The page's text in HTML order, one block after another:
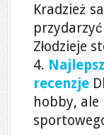
Kradzież
Złodzieje
recenzje
hobby,